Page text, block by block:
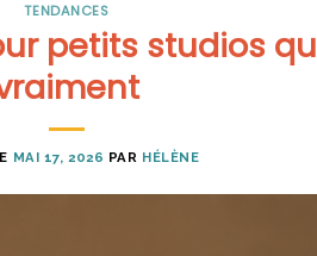
TENDANCES
petits studios
MAI 17, 2026 PAR HÉLÈNE